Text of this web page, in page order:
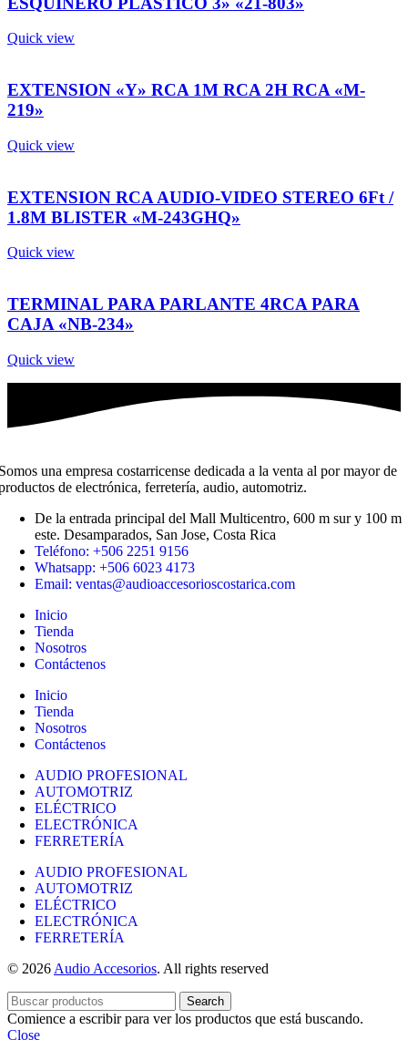
Quick view
EXTENSION «Y» RCA 1M RCA 2H RCA «M-
219»
Quick view
EXTENSION RCA AUDIO-VIDEO STEREO 6Ft /
1.8M BLISTER «M-243GHQ»
Quick view
TERMINAL PARA PARLANTE 4RCA PARA
CAJA «NB-234»
Quick view
una empresa costarricense dedicada a la venta al por mayor de
de electrónica, ferretería, audio, automotriz.
De la entrada principal del Mall Multicentro, 600 m sur y 100 m
este. Desamparados, San Jose, Costa Rica
Teléfono: +506 2251 9156
Whatsapp: +506 6023 4173
Email: ventas@audioaccesorioscostarica.com
Inicio
Tienda
Nosotros
Contáctenos
Inicio
Tienda
Nosotros
Contáctenos
AUDIO PROFESIONAL
AUTOMOTRIZ
ELÉCTRICO
ELECTRÓNICA
FERRETERÍA
AUDIO PROFESIONAL
AUTOMOTRIZ
ELÉCTRICO
ELECTRÓNICA
FERRETERÍA
© 2026 Audio Accesorios. All rights reserved
Search
Comience a escribir para ver los productos que está buscando.
Close